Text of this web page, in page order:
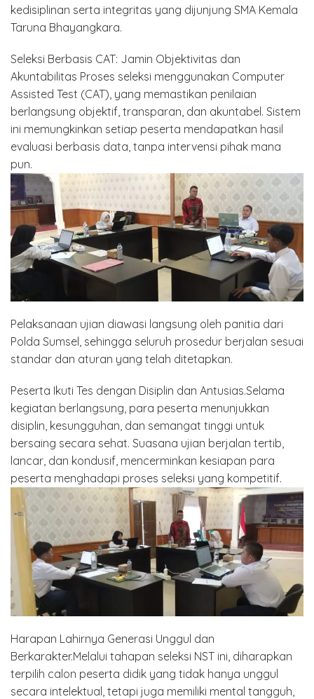
kedisiplinan serta integritas yang dijunjung SMA Kemala
Taruna Bhayangkara.
Seleksi Berbasis CAT: Jamin Objektivitas dan
Akuntabilitas Proses seleksi menggunakan Computer
Assisted Test (CAT), yang memastikan penilaian
berlangsung objektif, transparan, dan akuntabel. Sistem
ini memungkinkan setiap peserta mendapatkan hasil
evaluasi berbasis data, tanpa intervensi pihak mana
pun.
Pelaksanaan ujian diawasi langsung oleh panitia dari
Polda Sumsel, sehingga seluruh prosedur berjalan sesuai
standar dan aturan yang telah ditetapkan.
Peserta Ikuti Tes dengan Disiplin dan Antusias.Selama
kegiatan berlangsung, para peserta menunjukkan
disiplin, kesungguhan, dan semangat tinggi untuk
bersaing secara sehat. Suasana ujian berjalan tertib,
lancar, dan kondusif, mencerminkan kesiapan para
peserta menghadapi proses seleksi yang kompetitif.
Harapan Lahirnya Generasi Unggul dan
Berkarakter.Melalui tahapan seleksi NST ini, diharapkan
terpilih calon peserta didik yang tidak hanya unggul
secara intelektual, tetapi juga memiliki mental tangguh,